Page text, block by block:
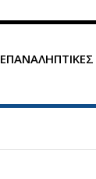
ΕΠΑΝΑΛΗΠΤΙΚΕΣ